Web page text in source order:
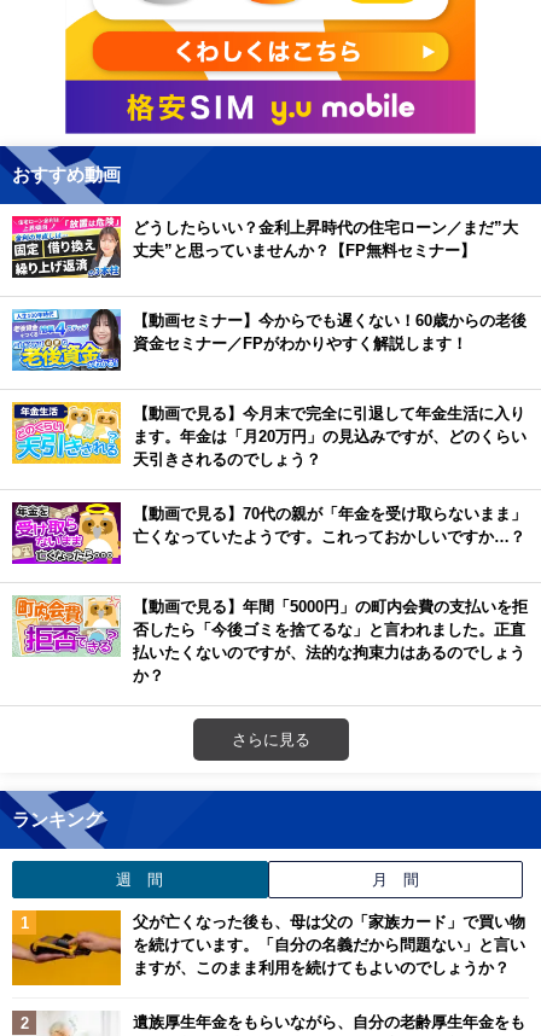
おすすめ動画
どうしたらいい？金利上昇時代の住宅ローン／まだ”大
丈夫”と思っていませんか？【FP無料セミナー】
【動画セミナー】今からでも遅くない！60歳からの老後
資金セミナー／FPがわかりやすく解説します！
【動画で見る】今月末で完全に引退して年金生活に入り
ます。年金は「月20万円」の見込みですが、どのくらい
天引きされるのでしょう？
【動画で見る】70代の親が「年金を受け取らないまま」
亡くなっていたようです。これっておかしいですか…？
【動画で見る】年間「5000円」の町内会費の支払いを拒
否したら「今後ゴミを捨てるな」と言われました。正直
払いたくないのですが、法的な拘束力はあるのでしょう
か？
さらに見る
ランキング
週 間 月 間
父が亡くなった後も、母は父の「家族カード」で買い物
を続けています。「自分の名義だから問題ない」と言い
ますが、このまま利用を続けてもよいのでしょうか？
遺族厚生年金をもらいながら、自分の老齢厚生年金をも